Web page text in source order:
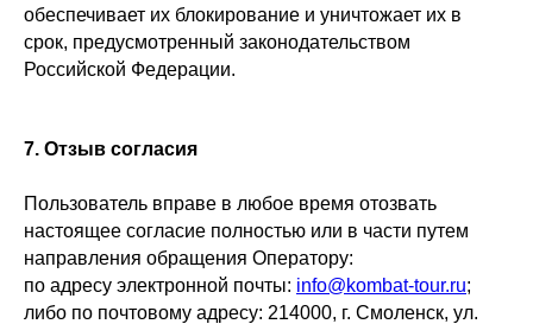
обеспечивает их блокирование и уничтожает их в
срок, предусмотренный законодательством
Российской Федерации.
7. Отзыв согласия
Пользователь вправе в любое время отозвать
настоящее согласие полностью или в части путем
направления обращения Оператору:
по адресу электронной почты: info@kombat-tour.ru;
либо по почтовому адресу: 214000, г. Смоленск, ул.